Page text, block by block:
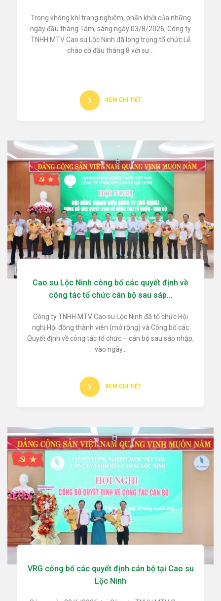
Trong không khí trang nghiêm, phấn khởi của những
ngày đầu tháng Tám, sáng ngày 03/8/2026, Công ty
TNHH MTV Cao su Lộc Ninh đã long trọng tổ chức Lễ
chào cờ đầu tháng 8 với sự...
XEM CHI TIẾT
Cao su Lộc Ninh công bố các quyết định về
công tác tổ chức cán bộ sau sáp...
Công ty TNHH MTV Cao su Lộc Ninh đã tổ chức Hội
nghị Hội đồng thành viên (mở rộng) và Công bố các
Quyết định về công tác tổ chức – cán bộ sau sáp nhập,
vào ngày...
XEM CHI TIẾT
VRG công bố các quyết định cán bộ tại Cao su
Lộc Ninh